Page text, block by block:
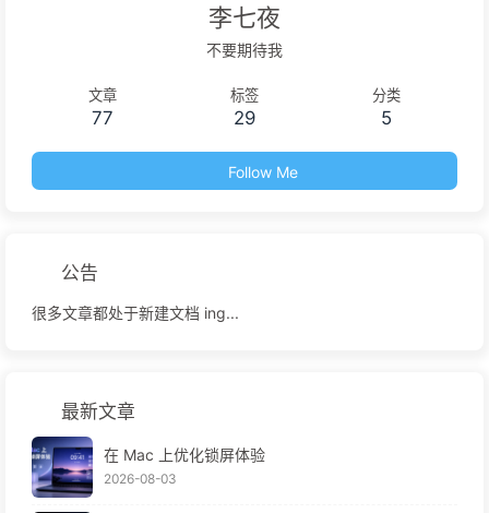
李七夜
不要期待我
文章
77
标签
29
分类
5
Follow Me
公告
很多文章都处于新建文档 ing...
最新文章
在 Mac 上优化锁屏体验
2026-08-03